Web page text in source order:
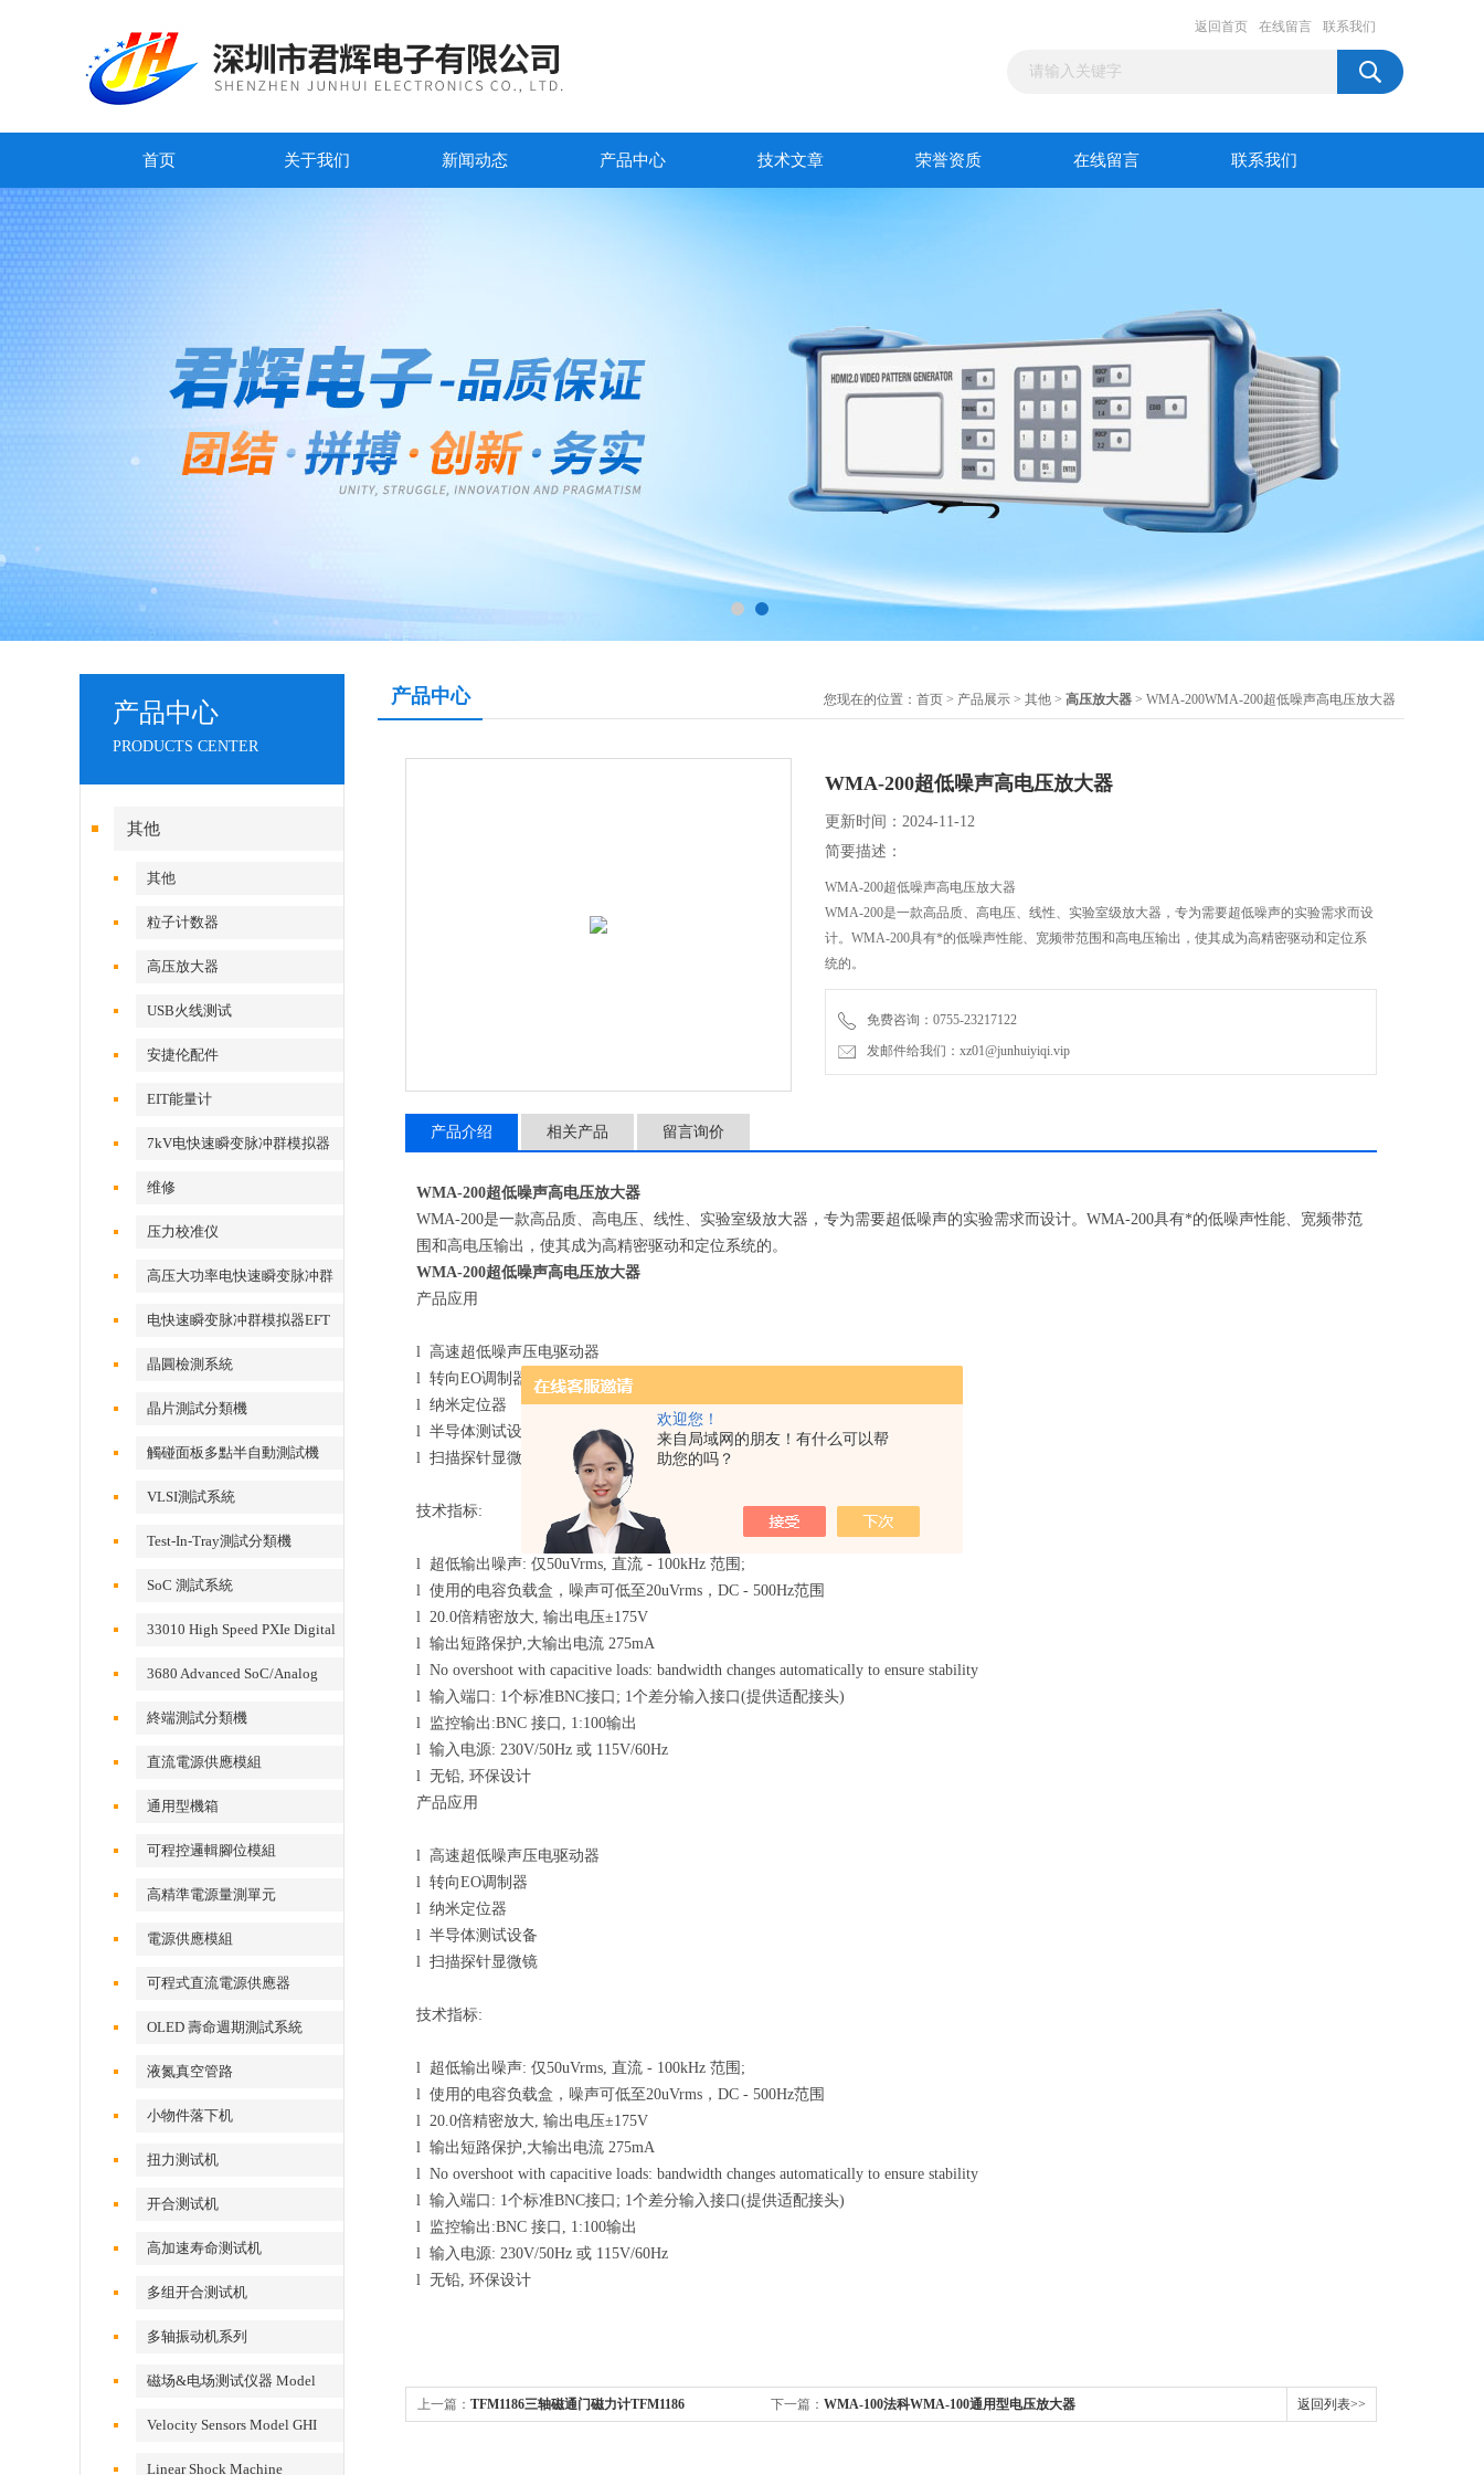
欢迎您！
来自局域网的朋友！有什么可以帮
助您的吗？
返回首页 在线留言 联系我们
首页 关于我们 新闻动态 产品中心 技术文章 荣誉资质 在线留言 联系我们
产品中心
PRODUCTS CENTER
其他
其他
粒子计数器
高压放大器
USB火线测试
安捷伦配件
EIT能量计
7kV电快速瞬变脉冲群模拟器
维修
压力校准仪
高压大功率电快速瞬变脉冲群
测试系统
电快速瞬变脉冲群模拟器EFT
500x
晶圓檢測系統
晶片測試分類機
觸碰面板多點半自動測試機
VLSI測試系統
Test-In-Tray測試分類機
SoC 測試系統
33010 High Speed PXIe Digital
3680 Advanced SoC/Analog
Test System
終端測試分類機
直流電源供應模組
通用型機箱
可程控邏輯腳位模組
高精準電源量測單元
電源供應模組
可程式直流電源供應器
OLED 壽命週期測試系統
液氮真空管路
小物件落下机
扭力测试机
开合测试机
高加速寿命测试机
多组开合测试机
多轴振动机系列
磁场&电场测试仪器 Model
Velocity Sensors Model GHI
Linear Shock Machine
产品中心 您现在的位置： 首页 > 产品展示 > 其他 > 高压放大器 > WMA-200WMA-200超低噪声高电压放大器
WMA-200超低噪声高电压放大器
更新时间：2024-11-12
简要描述：
WMA-200超低噪声高电压放大器
WMA-200是一款高品质、高电压、线性、实验室级放大器，专为需要超低噪声的实验需求而设
计。WMA-200具有*的低噪声性能、宽频带范围和高电压输出，使其成为高精密驱动和定位系
统的。
免费咨询：0755-23217122
发邮件给我们：xz01@junhuiyiqi.vip
产品介绍 相关产品 留言询价
WMA-200超低噪声高电压放大器
WMA-200是一款高品质、高电压、线性、实验室级放大器，专为需要超低噪声的实验需求而设计。WMA-200具有*的低噪声性能、宽频带范
围和高电压输出，使其成为高精密驱动和定位系统的。
WMA-200超低噪声高电压放大器
产品应用
l 高速超低噪声压电驱动器
l 转向EO调制器
l 纳米定位器
l 半导体测试设备
l 扫描探针显微镜
技术指标:
l 超低输出噪声: 仅50uVrms, 直流 - 100kHz 范围;
l 使用的电容负载盒，噪声可低至20uVrms，DC - 500Hz范围
l 20.0倍精密放大, 输出电压±175V
l 输出短路保护,大输出电流 275mA
l No overshoot with capacitive loads: bandwidth changes automatically to ensure stability
l 输入端口: 1个标准BNC接口; 1个差分输入接口(提供适配接头)
l 监控输出:BNC 接口, 1:100输出
l 输入电源: 230V/50Hz 或 115V/60Hz
l 无铅, 环保设计
产品应用
l 高速超低噪声压电驱动器
l 转向EO调制器
l 纳米定位器
l 半导体测试设备
l 扫描探针显微镜
技术指标:
l 超低输出噪声: 仅50uVrms, 直流 - 100kHz 范围;
l 使用的电容负载盒，噪声可低至20uVrms，DC - 500Hz范围
l 20.0倍精密放大, 输出电压±175V
l 输出短路保护,大输出电流 275mA
l No overshoot with capacitive loads: bandwidth changes automatically to ensure stability
l 输入端口: 1个标准BNC接口; 1个差分输入接口(提供适配接头)
l 监控输出:BNC 接口, 1:100输出
l 输入电源: 230V/50Hz 或 115V/60Hz
l 无铅, 环保设计
上一篇： TFM1186三轴磁通门磁力计TFM1186 下一篇： WMA-100法科WMA-100通用型电压放大器 返回列表>>